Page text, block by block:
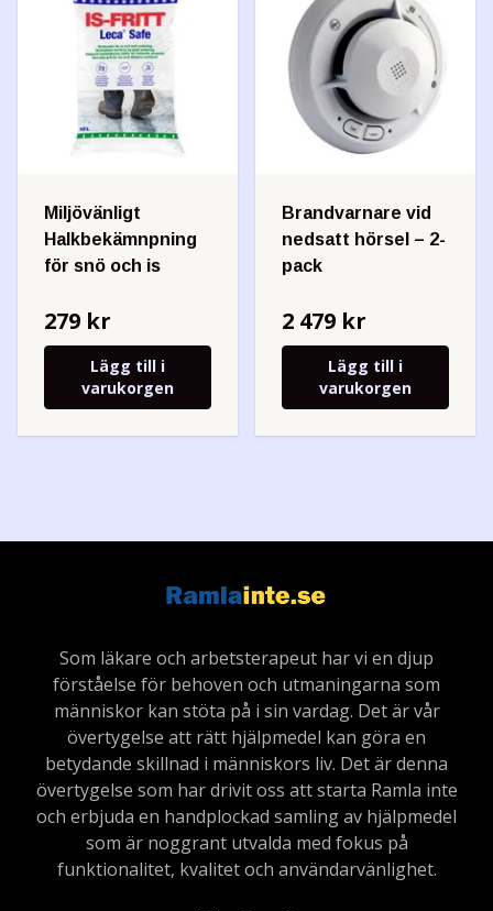
Miljövänligt
Halkbekämnpning
för snö och is
279 kr
Lägg till i
varukorgen
Brandvarnare vid
nedsatt hörsel – 2-
pack
2 479 kr
Lägg till i
varukorgen
Som läkare och arbetsterapeut har vi en djup
förståelse för behoven och utmaningarna som
människor kan stöta på i sin vardag. Det är vår
övertygelse att rätt hjälpmedel kan göra en
betydande skillnad i människors liv. Det är denna
övertygelse som har drivit oss att starta Ramla inte
och erbjuda en handplockad samling av hjälpmedel
som är noggrant utvalda med fokus på
funktionalitet, kvalitet och användarvänlighet.